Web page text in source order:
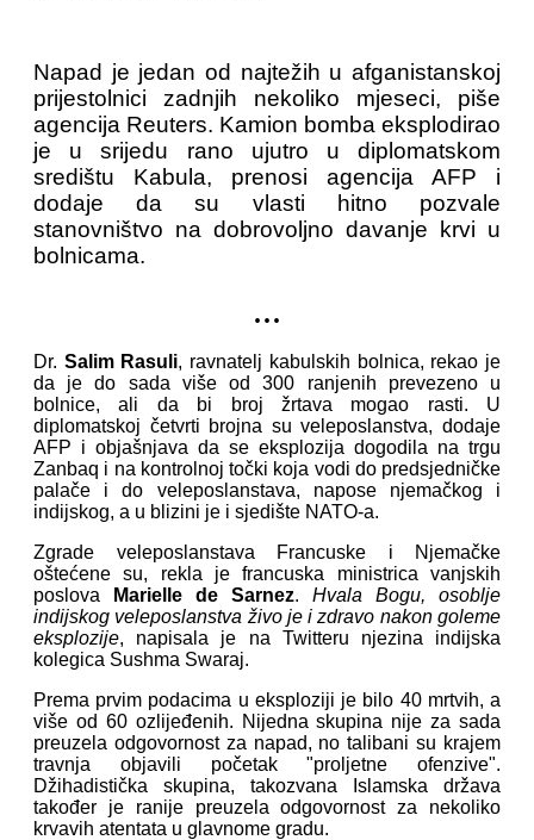
Napad je jedan od najtežih u afganistanskoj
prijestolnici zadnjih nekoliko mjeseci, piše
agencija Reuters. Kamion bomba eksplodirao
je u srijedu rano ujutro u diplomatskom
središtu Kabula, prenosi agencija AFP i
dodaje da su vlasti hitno pozvale
stanovništvo na dobrovoljno davanje krvi u
bolnicama.
...
Dr. Salim Rasuli, ravnatelj kabulskih bolnica, rekao je
da je do sada više od 300 ranjenih prevezeno u
bolnice, ali da bi broj žrtava mogao rasti. U
diplomatskoj četvrti brojna su veleposlanstva, dodaje
AFP i objašnjava da se eksplozija dogodila na trgu
Zanbaq i na kontrolnoj točki koja vodi do predsjedničke
palače i do veleposlanstava, napose njemačkog i
indijskog, a u blizini je i sjedište NATO-a.
Zgrade veleposlanstava Francuske i Njemačke
oštećene su, rekla je francuska ministrica vanjskih
poslova
Marielle de Sarnez. Hvala Bogu, osoblje
indijskog veleposlanstva živo je i zdravo nakon goleme
eksplozije, napisala je na Twitteru njezina indijska
kolegica Sushma Swaraj.
Prema prvim podacima u eksploziji je bilo 40 mrtvih, a
više od 60 ozlijeđenih. Nijedna skupina nije za sada
preuzela odgovornost za napad, no talibani su krajem
travnja objavili početak "proljetne ofenzive".
Džihadistička skupina, takozvana Islamska država
također je ranije preuzela odgovornost za nekoliko
krvavih atentata u glavnome gradu.